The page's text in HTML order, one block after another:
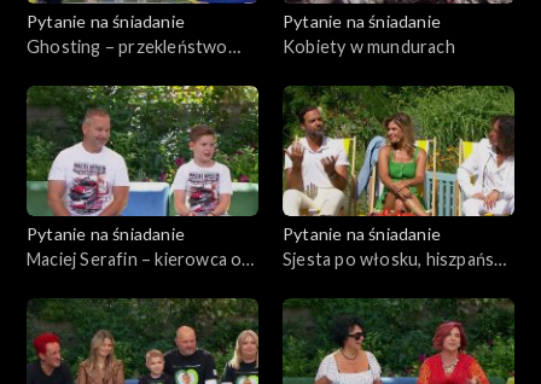
Pytanie na śniadanie
Ghosting – przekleństwo
Pytanie na śniadanie
Kobiety w mundurach
Pytanie na śniadanie
Maciej Serafin – kierowca od
wyścigów
Pytanie na śniadanie
Sjesta po włosku, hiszpańsku